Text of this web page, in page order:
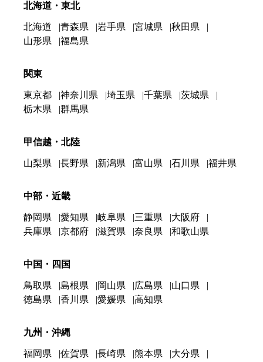
北海道・東北
北海道 青森県 岩手県 宮城県
秋田県
山形県
福島県
関東
東京都 神奈川県 埼玉県 千葉県
茨城県
栃木県
群馬県
甲信越・北陸
山梨県 長野県 新潟県 富山県 石川県 福井県
中部・近畿
静岡県 愛知県 岐阜県 三重県
大阪府
兵庫県
京都府 滋賀県 奈良県 和歌山県
中国・四国
鳥取県 島根県 岡山県 広島県
山口県
徳島県
香川県 愛媛県 高知県
九州・沖縄
福岡県 佐賀県 長崎県 熊本県
大分県